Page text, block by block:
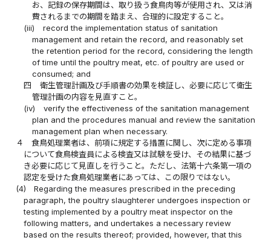
お、記録の保存期間は、取り扱う食鳥肉等が使用され、又は消
費されるまでの期間を踏まえ、合理的に設定すること。
(iii)
record the implementation status of sanitation
management and retain the record, and reasonably set
the retention period for the record, considering the length
of time until the poultry meat, etc. of poultry are used or
consumed; and
四
衛生管理計画及び手順書の効果を検証し、必要に応じて衛生
管理計画の内容を見直すこと。
(iv)
verify the effectiveness of the sanitation management
plan and the procedures manual and review the sanitation
management plan when necessary.
４
食鳥処理業者は、前項に規定する措置に関し、次に定める事項
について食鳥検査員による検査又は試験を受け、その結果に基づ
き必要に応じて見直しを行うこと。ただし、法第十六条第一項の
認定を受けた食鳥処理業者にあっては、この限りではない。
(4)
Regarding the measures prescribed in the preceding
paragraph, the poultry slaughterer undergoes inspection or
testing implemented by a poultry meat inspector on the
following matters, and undertakes a necessary review
based on the results thereof; provided, however, that this